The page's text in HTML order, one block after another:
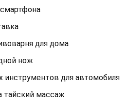
для дома
нож
инструментов для автомобиля
тайский массаж